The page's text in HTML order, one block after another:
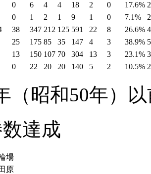
0 6 4 4 18 2 0 17.6%
0 1 2 1 9 1 0 7.1%
38 347 212 125 591 22 8 26.6%
25 175 85 35 147 4 3 38.9%
13 150 107 70 304 13 3 23.1%
0 22 20 20 140 5 2 10.5%
（昭和50年）
達成
場
原